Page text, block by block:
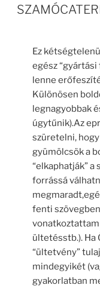
Ez
egész
lenne
Különösen
legnagyobbak
úgytűnik).Az
szüretelni,
gyümölcsök a
“elkaphatják”
forrássá
fenti
vonatkoztattam
ültetésstb.). Ha
“ültetvény”
mindegyikét
gyakorlatban